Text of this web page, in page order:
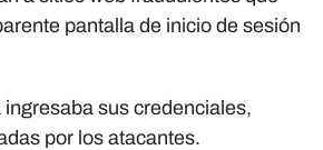
pantalla de inicio de sesión
sus credenciales,
por los atacantes.